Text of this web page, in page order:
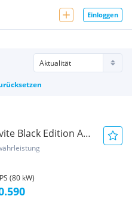
Einloggen
Black Edition AT
PS (80 kW)